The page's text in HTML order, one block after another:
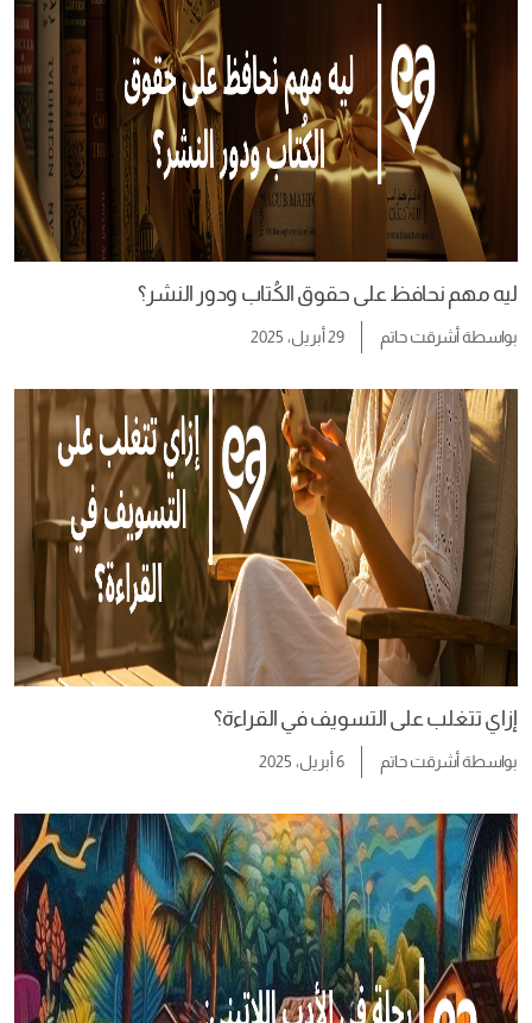
ليه مهم نحافظ على حقوق الكُتاب ودور النشر؟
بواسطةأشرقت حاتم 29 أبريل، 2025
إزاي تتغلب على التسويف في القراءة؟
بواسطةأشرقت حاتم 6 أبريل، 2025